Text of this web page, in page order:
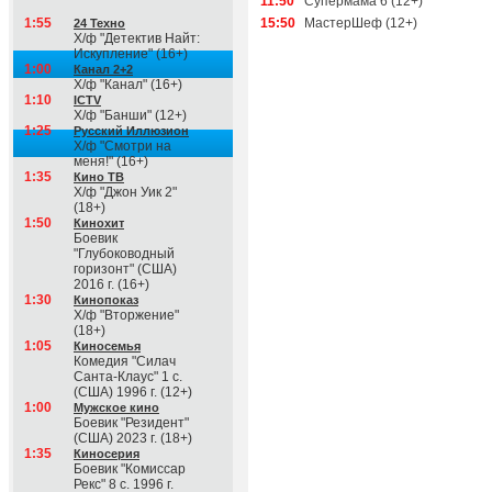
1:55 24 Техно
Х/ф "Детектив Найт:
Искупление" (16+)
1:00
Канал 2+2
Х/ф "Канал" (16+)
1:10
ICTV
Х/ф "Банши" (12+)
1:25
Русский Иллюзион
Х/ф "Смотри на
меня!" (16+)
1:35
Кино ТВ
Х/ф "Джон Уик 2"
(18+)
1:50
Кинохит
Боевик
"Глубоководный
горизонт" (США)
2016 г. (16+)
1:30
Кинопоказ
Х/ф "Вторжение"
(18+)
1:05
Киносемья
Комедия "Силач
Санта-Клаус" 1 с.
(США) 1996 г. (12+)
1:00
Мужское кино
Боевик "Резидент"
(США) 2023 г. (18+)
1:35
Киносерия
Боевик "Комиссар
Рекс" 8 с. 1996 г.
15:50
МастерШеф (12+)